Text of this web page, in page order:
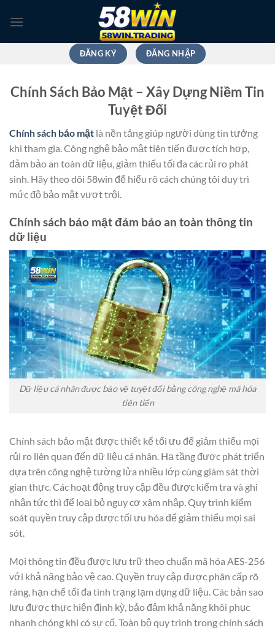
qua
ĐĂNG KÝ ĐĂNG NHẬP
Chính Sách Bảo Mật – Xây Dựng Niềm Tin
Tuyệt Đối
Chính sách bảo mật là nền tảng giúp người dùng tin tưởng
khi tham gia. Công nghệ bảo mật tiên tiến được tích hợp,
đảm bảo an toàn dữ liệu, giảm thiểu tối đa các rủi ro phát
sinh. Hãy theo dõi 58win để hiểu rõ cách chúng tôi duy trì
mức độ bảo mật vượt trội.
Chính sách bảo mật đảm bảo an toàn thông tin
dữ liệu
Dữ liệu cá nhân được bảo vệ tuyệt đối bằng công nghệ mã hóa
tiên tiến
Chính sách bảo mật được thiết kế tối ưu để giảm thiểu mọi
rủi ro liên quan đến dữ liệu cá nhân. Hạ tầng được phát triển
dựa trên công nghệ tường lửa nhiều lớp cùng giám sát thời
gian thực. Các hoạt động truy cập đều được kiểm tra và ghi
nhận tức thì để loại bỏ nguy cơ xâm nhập. Quy trình kiểm
soát quyền truy cập được tối ưu hóa để giảm thiểu mọi sai
sót.
Mọi thông tin đều được lưu trữ theo chuẩn mã hóa AES-256
với khả năng bảo vệ cao. Quyền truy cập được phân cấp rõ
ràng, hạn chế tối đa tình trạng lạm dụng dữ liệu. Các bản sao
lưu được thực hiện định kỳ, bảo đảm khả năng khôi phục
nhanh chóng khi có sự cố. Toàn bộ quy trình trong chính sách